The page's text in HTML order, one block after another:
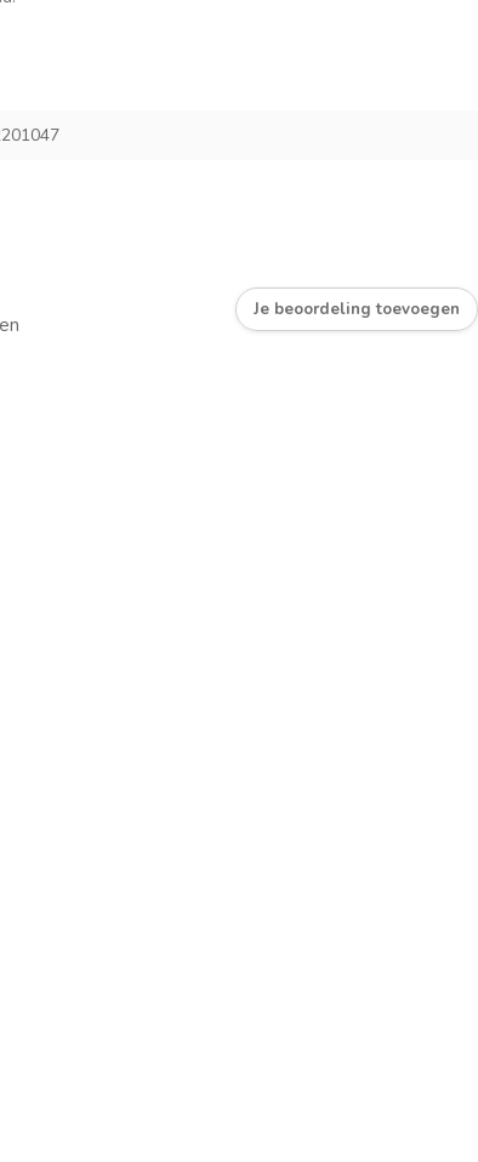
Je beoordeling toevoegen